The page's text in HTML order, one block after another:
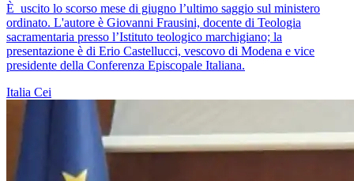
È uscito lo scorso mese di giugno l’ultimo saggio sul ministero
ordinato. L'autore è Giovanni Frausini, docente di Teologia
sacramentaria presso l’Istituto teologico marchigiano; la
presentazione è di Erio Castellucci, vescovo di Modena e vice
presidente della Conferenza Episcopale Italiana.
Italia Cei